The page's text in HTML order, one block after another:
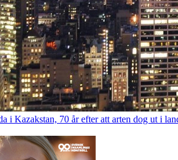
i Kazakstan, 70 år efter att arten dog ut i